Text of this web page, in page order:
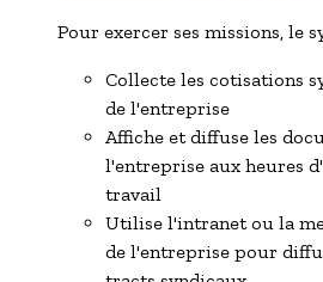
Pour exercer ses missions, le
Collecte les cotisations
de l'entreprise
Affiche et diffuse les
l'entreprise aux heures
travail
Utilise l'intranet ou la
de l'entreprise pour